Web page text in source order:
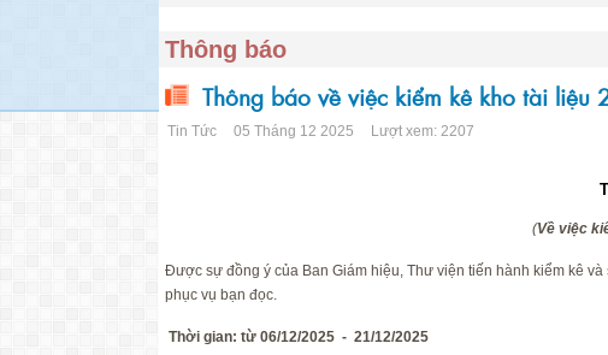
Thông báo
Thông báo về việc kiểm kê kho tài liệu
Tin Tức 05 Tháng 12 2025 Lượt xem: 2207
(Về việc
Được sự đồng ý của Ban Giám hiệu, Thư viện tiến hành kiểm kê
phục vụ bạn đọc.
Thời gian: từ 06/12/2025 - 21/12/2025